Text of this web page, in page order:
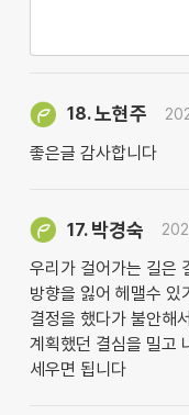
18.노현주
좋은글 감사합니다
17. 박경숙
우리가 걸어가는 길은
방향을 잃어 헤맬수 있
결정을 했다가 불안해
계획했던 결심을 밀고
세우면 됩니다